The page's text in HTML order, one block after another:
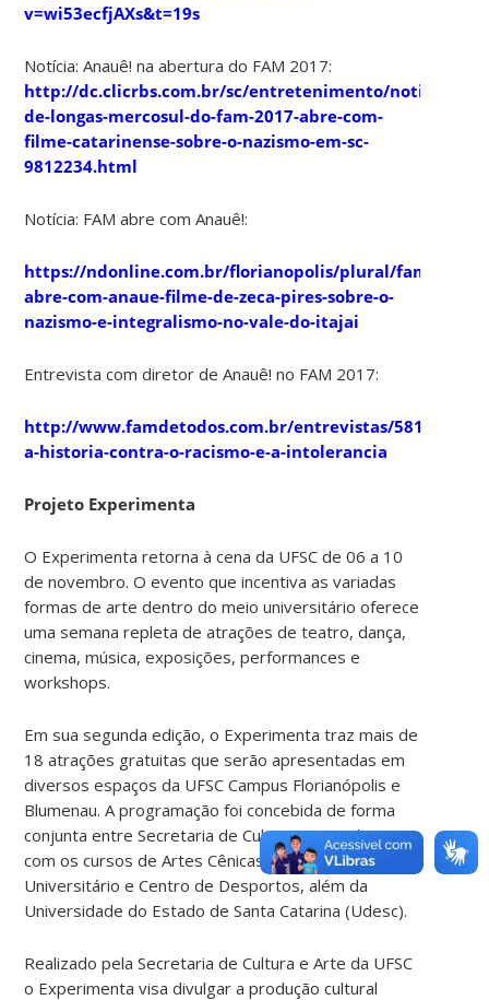
v=wi53ecfjAXs&t=19s
Notícia: Anauê! na abertura do FAM 2017:
http://dc.clicrbs.com.br/sc/entretenimento/noticia/
de-longas-mercosul-do-fam-2017-abre-com-
filme-catarinense-sobre-o-nazismo-em-sc-
9812234.html
Notícia: FAM abre com Anauê!:
https://ndonline.com.br/florianopolis/plural/fam-
abre-com-anaue-filme-de-zeca-pires-sobre-o-
nazismo-e-integralismo-no-vale-do-itajai
Entrevista com diretor de Anauê! no FAM 2017:
http://www.famdetodos.com.br/entrevistas/581/anaue-
a-historia-contra-o-racismo-e-a-intolerancia
Projeto Experimenta
O Experimenta retorna à cena da UFSC de 06 a 10
de novembro. O evento que incentiva as variadas
formas de arte dentro do meio universitário oferece
uma semana repleta de atrações de teatro, dança,
cinema, música, exposições, performances e
workshops.
Em sua segunda edição, o Experimenta traz mais de
18 atrações gratuitas que serão apresentadas em
diversos espaços da UFSC Campus Florianópolis e
Blumenau. A programação foi concebida de forma
conjunta entre Secretaria de Cultura e Arte da UFSC,
com os cursos de Artes Cênicas, Cinema, Museu
Universitário e Centro de Desportos, além da
Universidade do Estado de Santa Catarina (Udesc).
Realizado pela Secretaria de Cultura e Arte da UFSC
o Experimenta visa divulgar a produção cultural